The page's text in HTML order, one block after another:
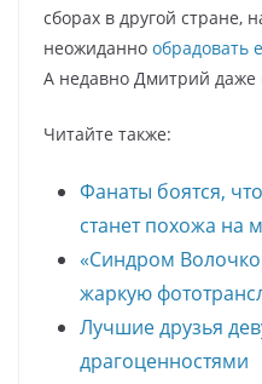
сборах в другой стране,
неожиданно обрадовать
А недавно Дмитрий даже
Читайте также:
Фанаты боятся,
станет похожа на
«Синдром
жаркую
Лучшие друзья
драгоценностями